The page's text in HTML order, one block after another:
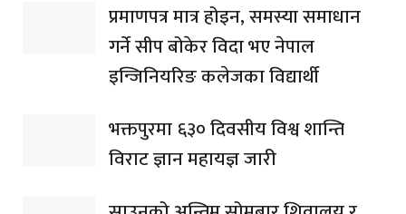
प्रमाणपत्र मात्र होइन, समस्या समाधान
गर्ने सीप बोकेर विदा भए नेपाल
इन्जिनियरिङ कलेजका विद्यार्थी
भक्तपुरमा ६३० दिवसीय विश्व शान्ति
विराट ज्ञान महायज्ञ जारी